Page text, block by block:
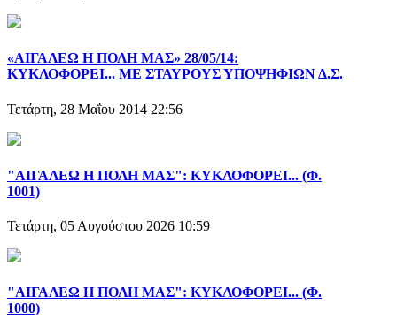
«ΑΙΓΑΛΕΩ Η ΠΟΛΗ ΜΑΣ» 28/05/14:
ΚΥΚΛΟΦΟΡΕΙ... ΜΕ ΣΤΑΥΡΟΥΣ ΥΠΟΨΗΦΙΩΝ Δ.Σ.
Τετάρτη, 28 Μαΐου 2014 22:56
"ΑΙΓΑΛΕΩ Η ΠΟΛΗ ΜΑΣ": ΚΥΚΛΟΦΟΡΕΙ... (Φ.
1001)
Τετάρτη, 05 Αυγούστου 2026 10:59
"ΑΙΓΑΛΕΩ Η ΠΟΛΗ ΜΑΣ": ΚΥΚΛΟΦΟΡΕΙ... (Φ.
1000)